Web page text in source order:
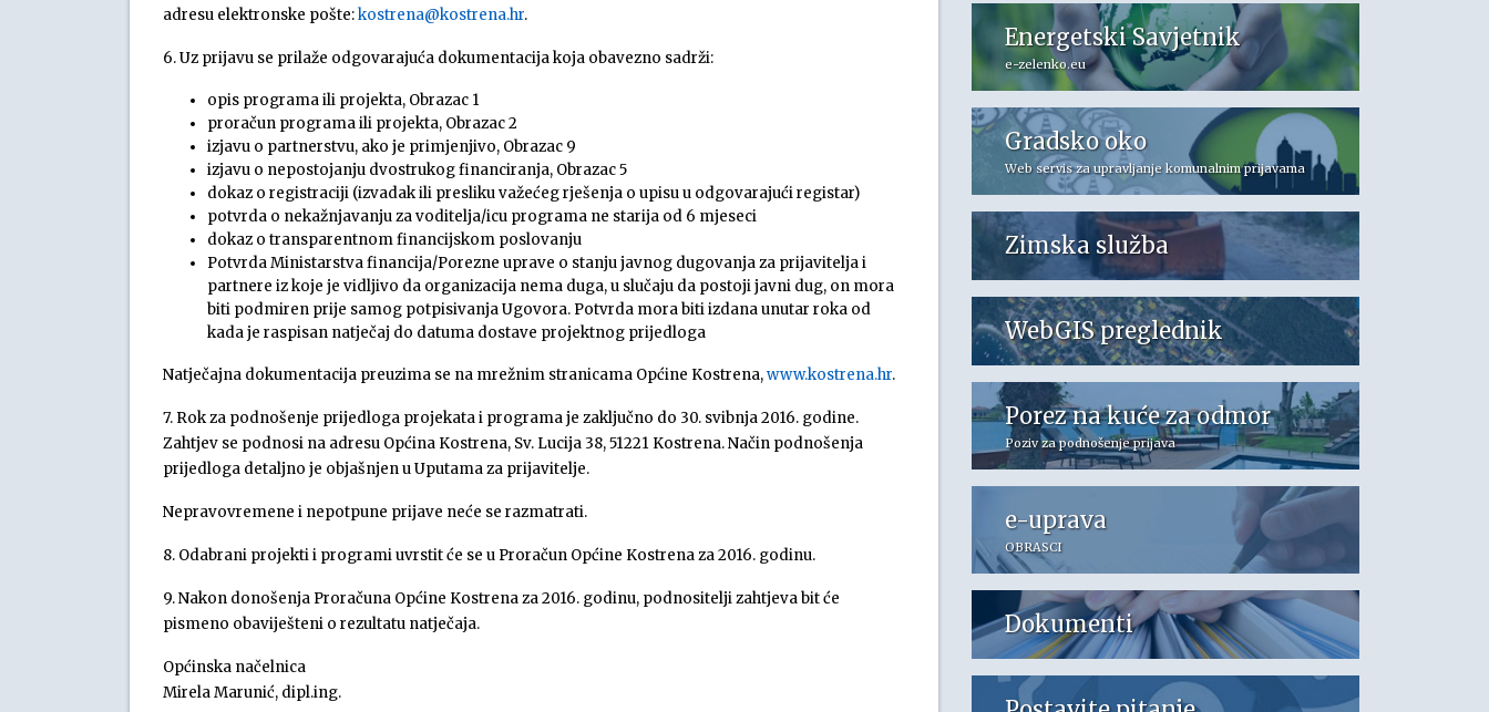
adresu elektronske pošte:kostrena@kostrena.hr.
6. Uz prijavu se prilaže odgovarajuća dokumentacija koja obavezno sadrži:
opis programa ili projekta, Obrazac 1
proračun programa ili projekta, Obrazac 2
izjavu o partnerstvu, ako je primjenjivo, Obrazac 9
izjavu o nepostojanju dvostrukog financiranja, Obrazac 5
dokaz o registraciji (izvadak ili presliku važećeg rješenja o upisu u odgovarajući registar)
potvrda o nekažnjavanju za voditelja/icu programa ne starija od 6 mjeseci
dokaz o transparentnom financijskom poslovanju
Potvrda Ministarstva financija/Porezne uprave o stanju javnog dugovanja za prijavitelja i
partnere iz koje je vidljivo da organizacija nema duga, u slučaju da postoji javni dug, on mora
biti podmiren prije samog potpisivanja Ugovora. Potvrda mora biti izdana unutar roka od
kada je raspisan natječaj do datuma dostave projektnog prijedloga
Natječajna dokumentacija preuzima se na mrežnim stranicama Općine Kostrena,www.kostrena.hr.
7. Rok za podnošenje prijedloga projekata i programa je zaključno do 30. svibnja 2016. godine.
Zahtjev se podnosi na adresu Općina Kostrena, Sv. Lucija 38, 51221 Kostrena. Način podnošenja
prijedloga detaljno je objašnjen u Uputama za prijavitelje.
Nepravovremene i nepotpune prijave neće se razmatrati.
8. Odabrani projekti i programi uvrstit će se u Proračun Općine Kostrena za 2016. godinu.
9. Nakon donošenja Proračuna Općine Kostrena za 2016. godinu, podnositelji zahtjeva bit će
pismeno obaviješteni o rezultatu natječaja.
Općinska načelnica
Mirela Marunić, dipl.ing.
Energetski Savjetnik
e-zelenko.eu
Gradsko oko
Web servis za upravljanje komunalnim prijavama
Zimska služba
WebGIS preglednik
Porez na kuće za odmor
Poziv za podnošenje prijava
e-uprava
OBRASCI
Dokumenti